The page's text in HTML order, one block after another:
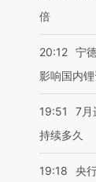
倍
20:12 宁
影响国内
19:51
7月
持续多久
19:18
央